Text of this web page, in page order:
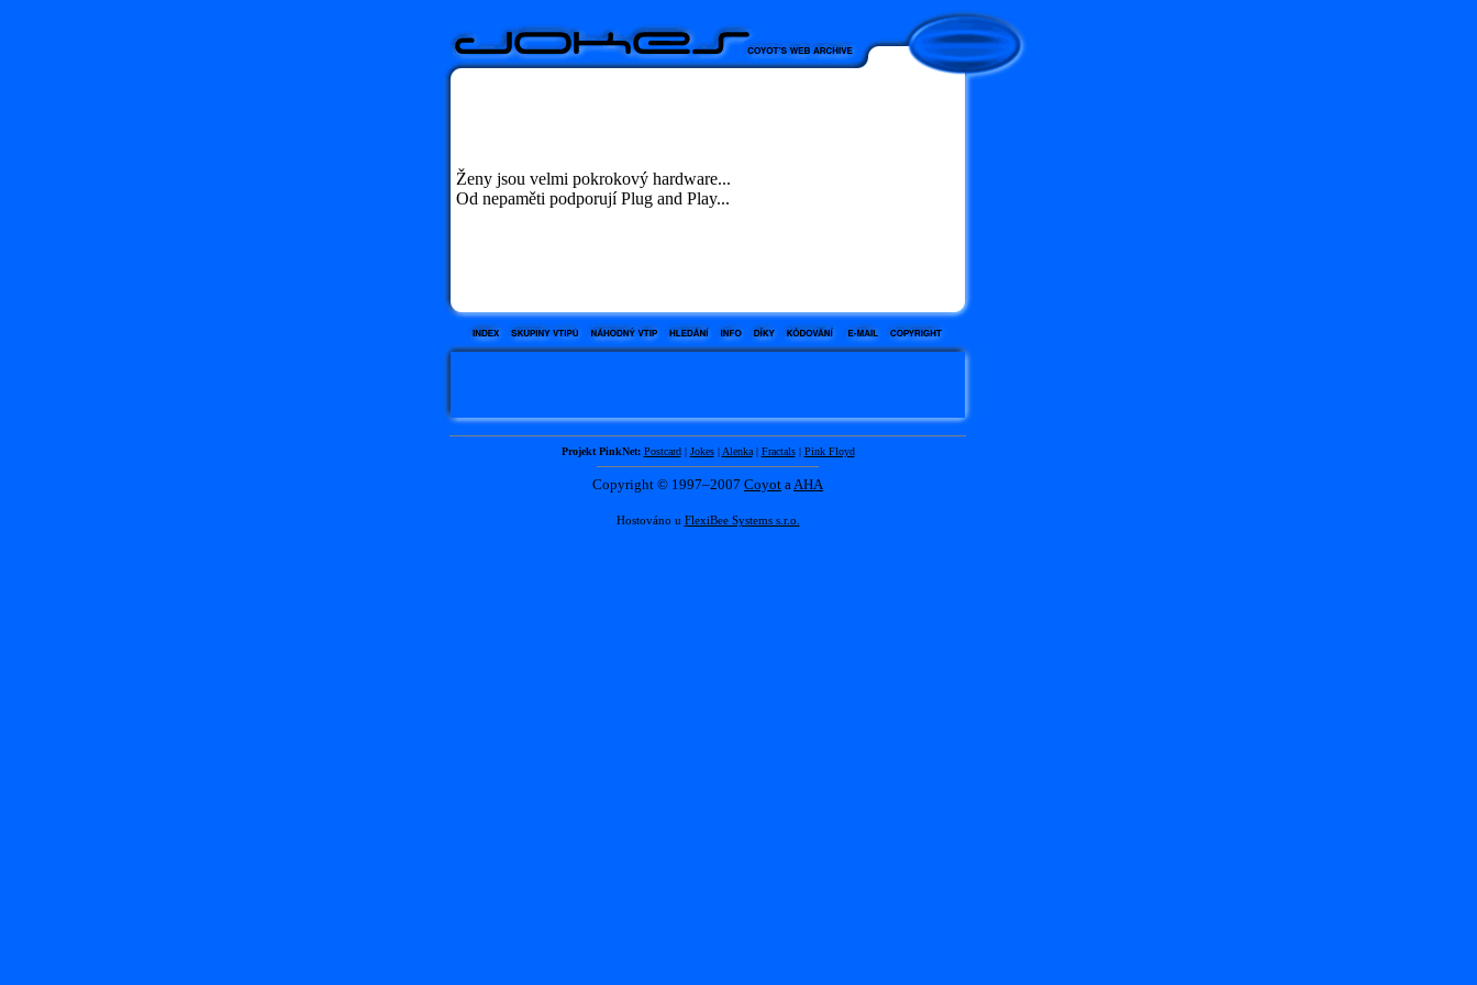
Ženy jsou velmi pokrokový hardware...
Od nepaměti podporují Plug and Play...
Projekt PinkNet: Postcard| Jokes| Alenka| Fractals| Pink Floyd
Copyright © 1997–2007 Coyot aAHA
Hostováno u FlexiBee Systems s.r.o.